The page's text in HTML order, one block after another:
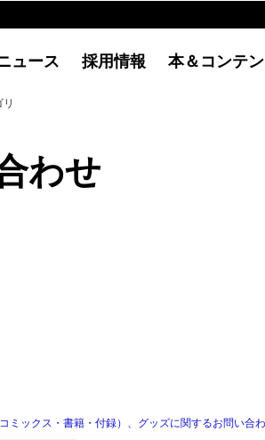
ュース 採用情報 本＆コンテ
わせ
ミックス・書籍・付録）、グッズに関するお問い合